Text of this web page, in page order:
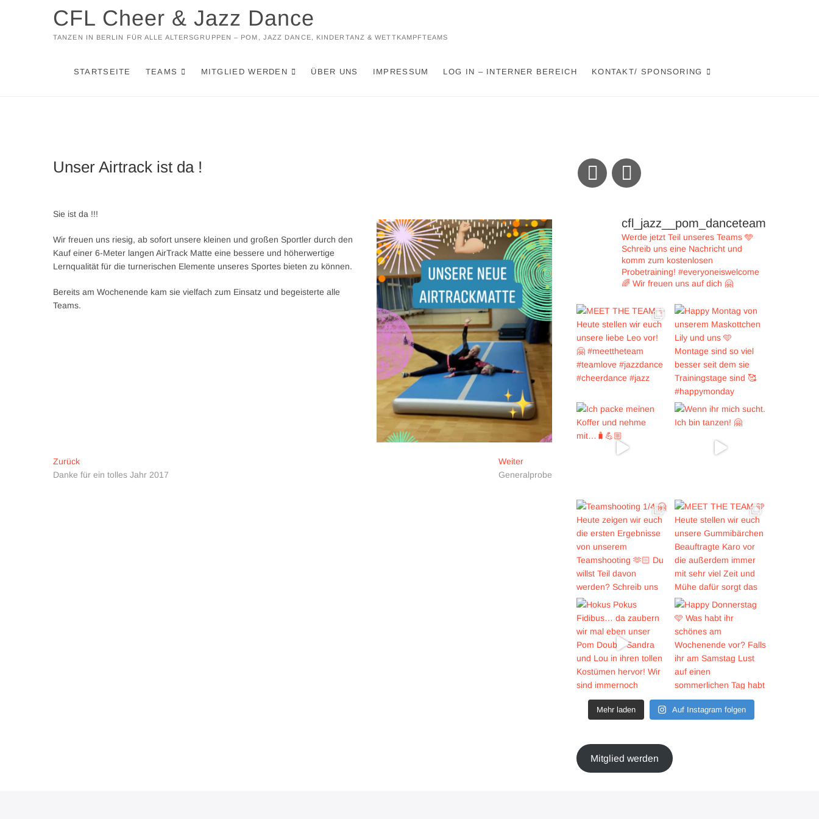
CFL Cheer & Jazz Dance
TANZEN IN BERLIN FÜR ALLE ALTERSGRUPPEN – POM, JAZZ DANCE, KINDERTANZ & WETTKAMPFTEAMS
STARTSEITE TEAMS MITGLIED WERDEN ÜBER UNS IMPRESSUM LOG IN – INTERNER BEREICH KONTAKT/ SPONSORING
Unser Airtrack ist da !
Sie ist da !!!
Wir freuen uns riesig, ab sofort unsere kleinen und großen Sportler durch den
Kauf einer 6-Meter langen AirTrack Matte eine bessere und höherwertige
Lernqualität für die turnerischen Elemente unseres Sportes bieten zu können.
Bereits am Wochenende kam sie vielfach zum Einsatz und begeisterte alle
Teams.
Beitragsnavigation
ZurückVorheriger
Beitrag:
Danke für ein tolles Jahr 2017
WeiterNächster
Beitrag:
Generalprobe
cfl_jazz__pom_danceteam
Werde jetzt Teil unseres Teams 🩵
Schreib uns eine Nachricht und
komm zum kostenlosen
Probetraining! #everyoneiswelcome
🌈 Wir freuen uns auf dich 🤗
Mehr laden Auf Instagram folgen
Mitglied werden